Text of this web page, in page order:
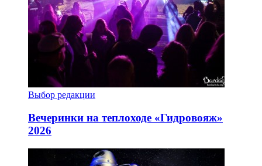
Выбор редакции
Вечеринки на теплоходе «Гидровояж»
2026